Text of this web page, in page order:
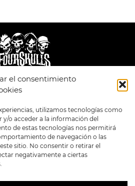
el consentimiento
utilizamos tecnologías como
y/o acceder a la información del
de estas tecnologías nos permitirá
de navegación o las
sitio. No consentir o retirar el
negativamente a ciertas
FORMATOS
PREVENTAS
OFERTAS
MERCHANDISING
FOUR SKULLS